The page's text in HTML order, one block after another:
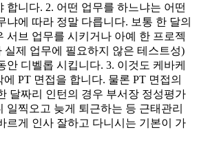
합니다. 2. 어떤 업무를 하느냐는 어떤
냐에 따라 정말 다릅니다. 보통 한 달의
서브 업무를 시키거나 아예 한 프로젝
실제 업무에 필요하지 않은 테스트성)
안 디벨롭 시킵니다. 3. 이것도 케바케
PT 면접을 합니다. 물론 PT 면접의
달짜리 인턴의 경우 부서장 정성평가
일찍오고 늦게 퇴근하는 등 근태관리
르게 인사 잘하고 다니시는 기본이 가